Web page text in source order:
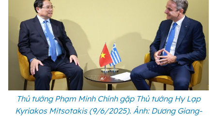
Thủ tướng Phạm Minh Chính gặp Thủ tướng Hy Lạp
Kyriakos Mitsotakis (9/6/2025). Ảnh: Dương Giang-